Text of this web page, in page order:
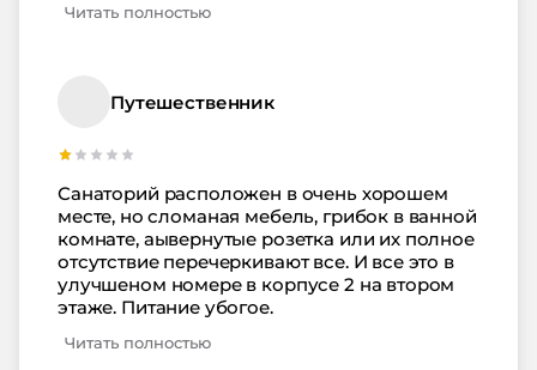
Читать полностью
Путешественник
Санаторий расположен в очень хорошем
месте, но сломаная мебель, грибок в ванной
комнате, аывернутые розетка или их полное
отсутствие перечеркивают все. И все это в
улучшеном номере в корпусе 2 на втором
этаже. Питание убогое.
Читать полностью